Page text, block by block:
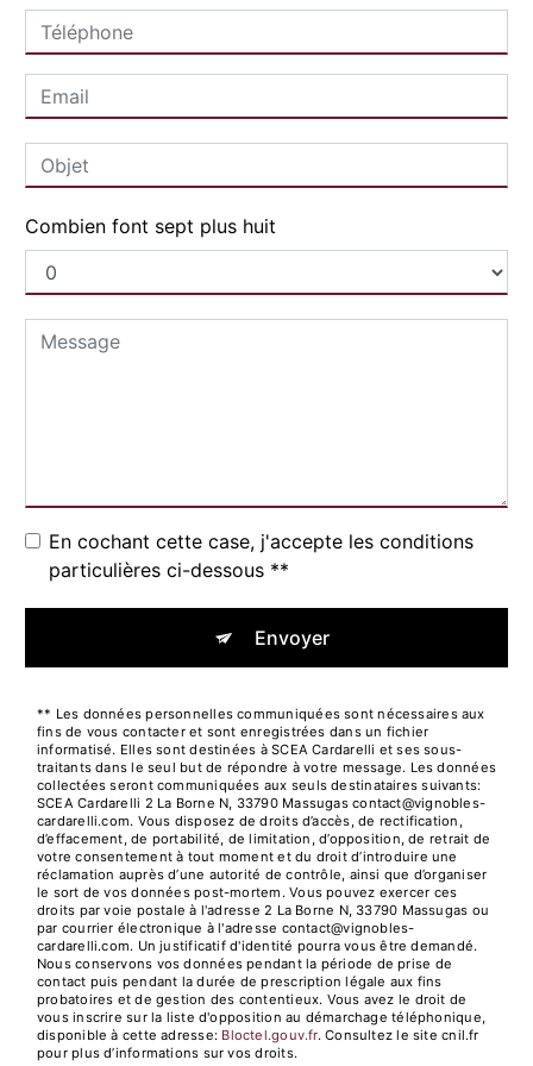
Combien font sept plus huit
En cochant cette case, j'accepte les conditions
particulières ci-dessous **
Envoyer
** Les données personnelles communiquées sont nécessaires aux
fins de vous contacter et sont enregistrées dans un fichier
informatisé. Elles sont destinées à SCEA Cardarelli et ses sous-
traitants dans le seul but de répondre à votre message. Les données
collectées seront communiquées aux seuls destinataires suivants:
SCEA Cardarelli 2 La Borne N, 33790 Massugas contact@vignobles-
cardarelli.com. Vous disposez de droits d’accès, de rectification,
d’effacement, de portabilité, de limitation, d’opposition, de retrait de
votre consentement à tout moment et du droit d’introduire une
réclamation auprès d’une autorité de contrôle, ainsi que d’organiser
le sort de vos données post-mortem. Vous pouvez exercer ces
droits par voie postale à l'adresse 2 La Borne N, 33790 Massugas ou
par courrier électronique à l'adresse contact@vignobles-
cardarelli.com. Un justificatif d'identité pourra vous être demandé.
Nous conservons vos données pendant la période de prise de
contact puis pendant la durée de prescription légale aux fins
probatoires et de gestion des contentieux. Vous avez le droit de
vous inscrire sur la liste d'opposition au démarchage téléphonique,
disponible à cette adresse:
Bloctel.gouv.fr. Consultez le site cnil.fr
pour plus d’informations sur vos droits.